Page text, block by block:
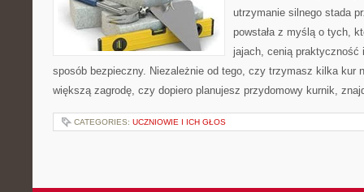
utrzymanie silnego stada
powstała z myślą o tych,
jajach, cenią praktyczność
sposób bezpieczny. Niezależnie od tego, czy trzymasz kilka kur
większą zagrodę, czy dopiero planujesz przydomowy kurnik,
CATEGORIES: UCZNIOWIE I ICH GŁOS